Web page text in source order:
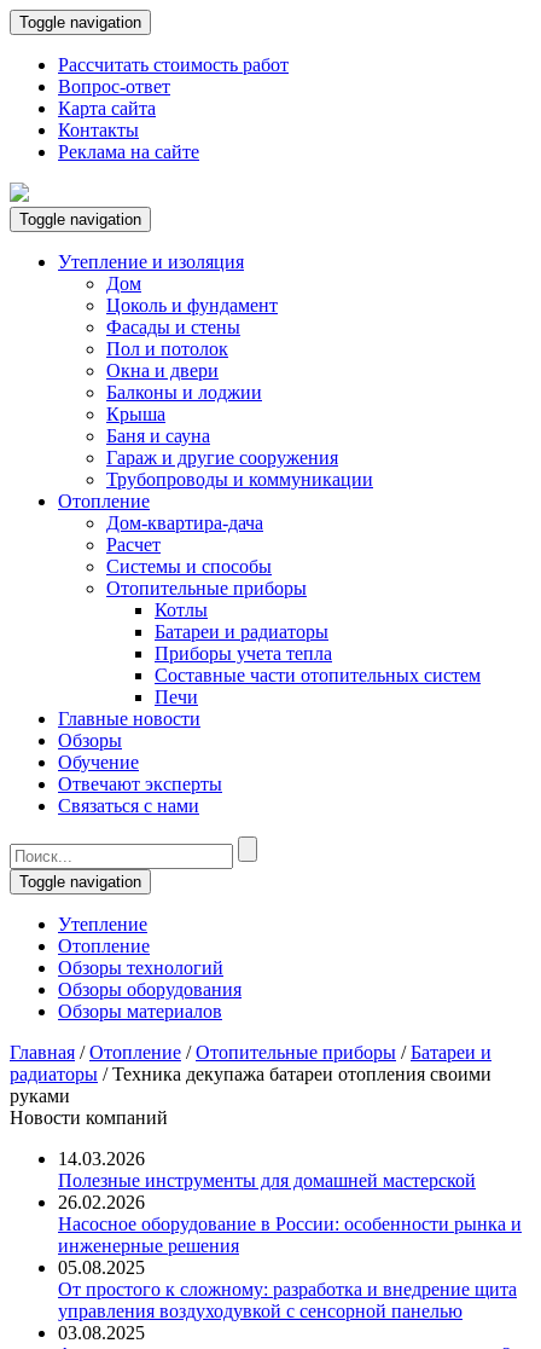
Toggle navigation
Рассчитать стоимость работ
Вопрос-ответ
Карта сайта
Контакты
Реклама на сайте
Toggle navigation
Утепление и изоляция
Дом
Цоколь и фундамент
Фасады и стены
Пол и потолок
Окна и двери
Балконы и лоджии
Крыша
Баня и сауна
Гараж и другие сооружения
Трубопроводы и коммуникации
Отопление
Дом-квартира-дача
Расчет
Системы и способы
Отопительные приборы
Котлы
Батареи и радиаторы
Приборы учета тепла
Составные части отопительных систем
Печи
Главные новости
Обзоры
Обучение
Отвечают эксперты
Связаться с нами
Toggle navigation
Утепление
Отопление
Обзоры технологий
Обзоры оборудования
Обзоры материалов
Главная /Отопление /Отопительные приборы /Батареи и
радиаторы /Техника декупажа батареи отопления своими
руками
Новости компаний
14.03.2026
Полезные инструменты для домашней мастерской
26.02.2026
Насосное оборудование в России: особенности рынка и
инженерные решения
05.08.2025
От простого к сложному: разработка и внедрение щита
управления воздуходувкой с сенсорной панелью
03.08.2025